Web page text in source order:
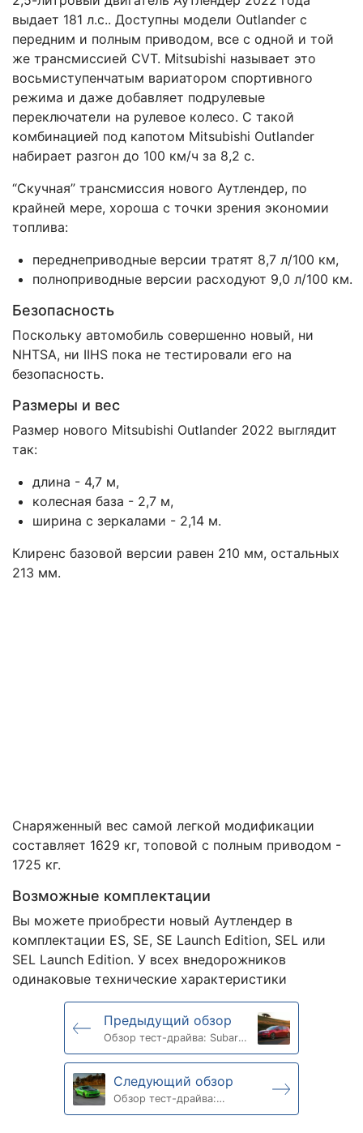
выдает 181 л.с.. Доступны модели Outlander с
передним и полным приводом, все с одной и той
же трансмиссией CVT. Mitsubishi называет это
восьмиступенчатым вариатором спортивного
режима и даже добавляет подрулевые
переключатели на рулевое колесо. С такой
комбинацией под капотом Mitsubishi Outlander
набирает разгон до 100 км/ч за 8,2 с.
“Скучная” трансмиссия нового Аутлендер, по
крайней мере, хороша с точки зрения экономии
топлива:
переднеприводные версии тратят 8,7 л/100 км,
полноприводные версии расходуют 9,0 л/100 км.
Безопасность
Поскольку автомобиль совершенно новый, ни
NHTSA, ни IIHS пока не тестировали его на
безопасность.
Размеры и вес
Размер нового Mitsubishi Outlander 2022 выглядит
так:
длина - 4,7 м,
колесная база - 2,7 м,
ширина с зеркалами - 2,14 м.
Клиренс базовой версии равен 210 мм, остальных
213 мм.
Снаряженный вес самой легкой модификации
составляет 1629 кг, топовой с полным приводом -
1725 кг.
Возможные комплектации
Вы можете приобрести новый Аутлендер в
комплектации ES, SE, SE Launch Edition, SEL или
SEL Launch Edition. У всех внедорожников
одинаковые технические характеристики
Предыдущий обзор
Обзор тест-драйва: Subaru
Impreza 2022
Следующий обзор
Обзор тест-драйва:
Chevrolet Camaro 2022